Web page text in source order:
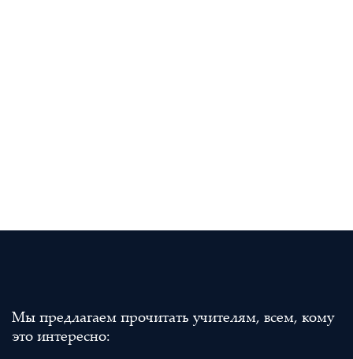
Мы предлагаем прочитать учителям, всем, кому
это интересно: